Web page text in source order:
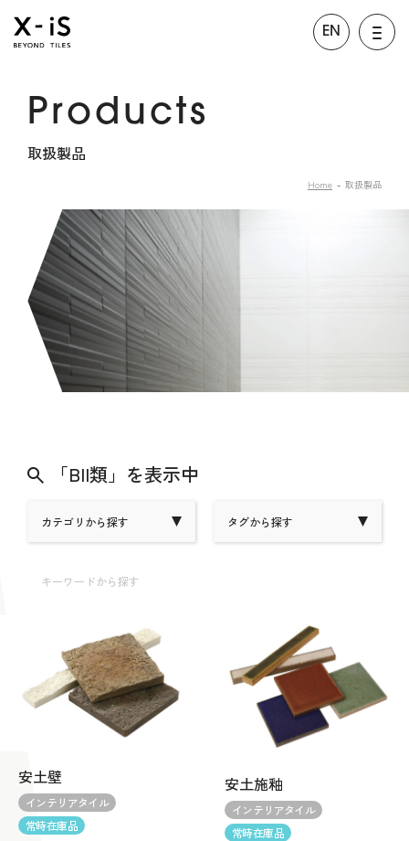
EN
Products
取扱製品
Home 取扱製品
「BII類」を表示中
カテゴリから探す タグから探す
キーワードから探す
安土壁
インテリアタイル
常時在庫品
安土施釉
インテリアタイル
常時在庫品